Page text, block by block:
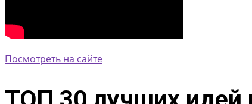
Посмотреть на сайте